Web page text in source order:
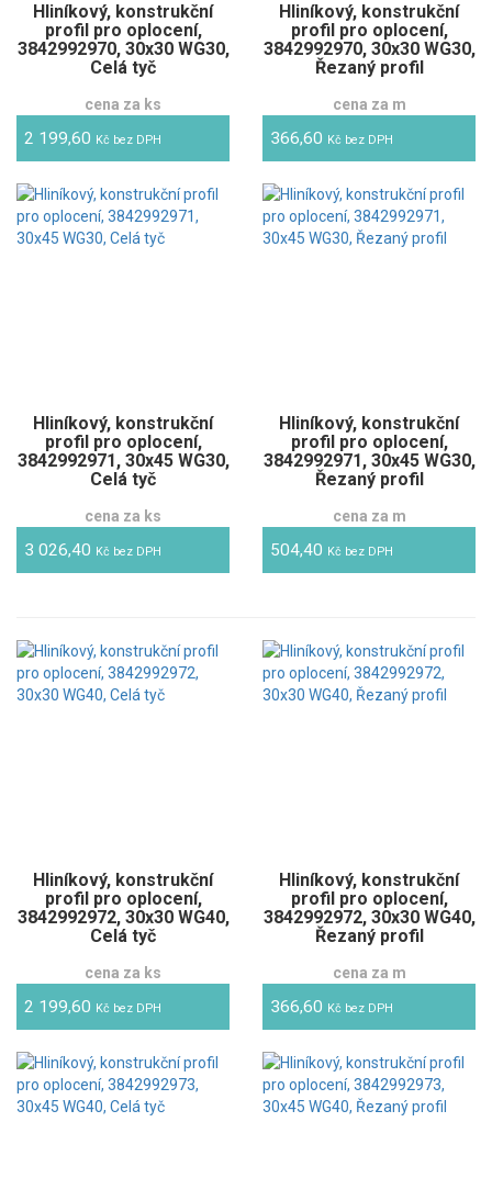
Hliníkový, konstrukční
profil pro oplocení,
3842992970, 30x30 WG30,
Celá tyč
cena za ks
2 199,60 Kč bez DPH
Hliníkový, konstrukční
profil pro oplocení,
3842992970, 30x30 WG30,
Řezaný profil
cena za m
366,60 Kč bez DPH
Hliníkový, konstrukční
profil pro oplocení,
3842992971, 30x45 WG30,
Celá tyč
cena za ks
3 026,40 Kč bez DPH
Hliníkový, konstrukční
profil pro oplocení,
3842992971, 30x45 WG30,
Řezaný profil
cena za m
504,40 Kč bez DPH
Hliníkový, konstrukční
profil pro oplocení,
3842992972, 30x30 WG40,
Celá tyč
cena za ks
2 199,60 Kč bez DPH
Hliníkový, konstrukční
profil pro oplocení,
3842992972, 30x30 WG40,
Řezaný profil
cena za m
366,60 Kč bez DPH